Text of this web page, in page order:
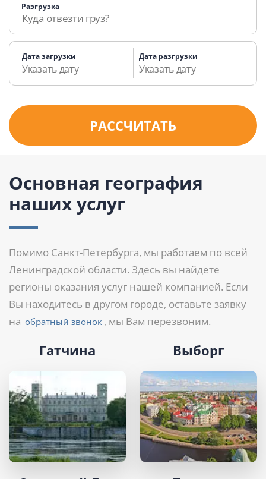
Разгрузка
Дата загрузки Дата разгрузки
РАССЧИТАТЬ
Основная география
наших услуг
Помимо Санкт-Петербурга, мы работаем по всей
Ленинградской области. Здесь вы найдете
регионы оказания услуг нашей компанией. Если
Вы находитесь в другом городе, оставьте заявку
на обратный звонок , мы Вам перезвоним.
Гатчина Выборг